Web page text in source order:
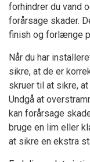
forhindrer du vand
forårsage skader.
finish og forlænge
Når du har
sikre, at de er
skruer til at sikre,
Undgå at
kan forårsage
bruge en lim eller
at sikre en ekstra